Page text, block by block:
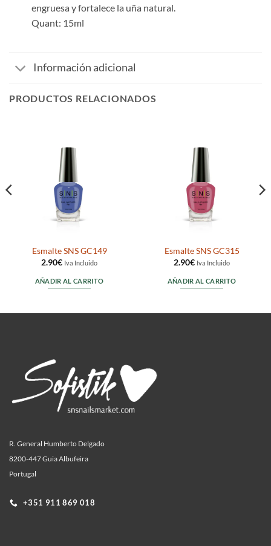
engruesa y fortalece la uña natural.
Quant: 15ml
Información adicional
PRODUCTOS RELACIONADOS
Esmalte SNS GC149
2.90€ Iva Incluido
AÑADIR AL CARRITO
Esmalte SNS GC315
2.90€ Iva Incluido
AÑADIR AL CARRITO
R. General Humberto Delgado
8200-447 Guia Albufeira
Portugal
+351 911 869 018